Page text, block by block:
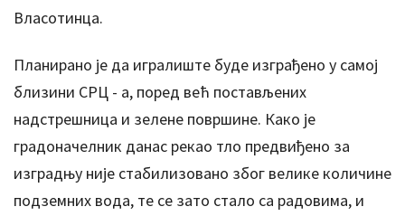
Власотинца.
Планирано је да игралиште буде изграђено у самој
близини СРЦ - а, поред већ постављених
надстрешница и зелене површине. Како је
градоначелник данас рекао тло предвиђено за
изградњу није стабилизовано због велике количине
подземних вода, те се зато стало са радовима, и